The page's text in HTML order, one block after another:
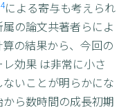
による寄与も考えられ
の論文共著者らによ
の結果から、今回の
効果 は非常に小さ
いことが明らかにな
ら数時間の成長初期